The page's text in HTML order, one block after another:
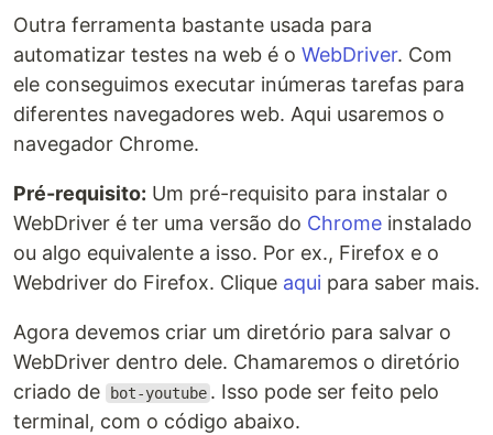
Outra ferramenta bastante usada para
automatizar testes na web é o WebDriver. Com
ele conseguimos executar inúmeras tarefas para
diferentes navegadores web. Aqui usaremos o
navegador Chrome.
Pré-requisito: Um pré-requisito para instalar o
WebDriver é ter uma versão do Chrome instalado
ou algo equivalente a isso. Por ex., Firefox e o
Webdriver do Firefox. Clique aqui para saber mais.
Agora devemos criar um diretório para salvar o
WebDriver dentro dele. Chamaremos o diretório
criado de
bot-youtube . Isso pode ser feito pelo
terminal, com o código abaixo.